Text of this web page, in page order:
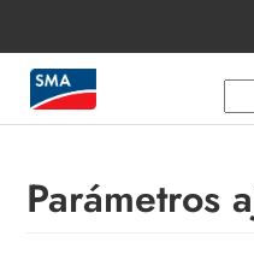
Parámetros
Indicaciones
Contenido de